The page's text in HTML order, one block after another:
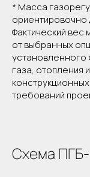
* Масса
ориентировочно
Фактический вес
от выбранных
установленного
газа, отопления
требований
Схема